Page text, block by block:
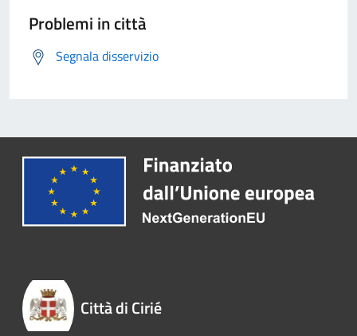
Problemi in città
Segnala disservizio
Città di Cirié